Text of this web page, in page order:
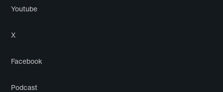
Youtube
X
Facebook
Podcast